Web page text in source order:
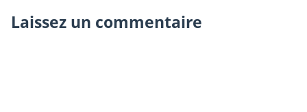
Laissez un commentaire